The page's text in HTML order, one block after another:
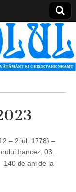
– 2 iul. 1778) –
francez; 03.
140 de ani de la